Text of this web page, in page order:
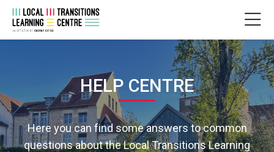
Skip to navigation
Skip to login form
Idi na glavni sadržaj
Skip to accessibility options
Skip to footer
Skip accessibility options
Početna stranica
HELP CENTRE
HELP CENTRE
Here you can find some answers to common
questions about the Local Transitions Learning